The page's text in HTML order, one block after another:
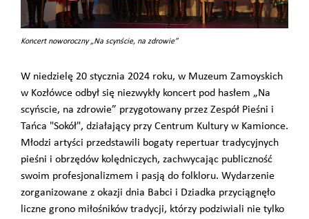
Koncert noworoczny „Na scynście, na zdrowie”
W niedzielę 20 stycznia 2024 roku, w Muzeum Zamoyskich
w Kozłówce odbył się niezwykły koncert pod hasłem „Na
scyńscie, na zdrowie” przygotowany przez Zespół Pieśni i
Tańca "Sokół", działający przy Centrum Kultury w Kamionce.
Młodzi artyści przedstawili bogaty repertuar tradycyjnych
pieśni i obrzędów kolędniczych, zachwycając publiczność
swoim profesjonalizmem i pasją do folkloru. Wydarzenie
zorganizowane z okazji dnia Babci i Dziadka przyciągnęło
liczne grono miłośników tradycji, którzy podziwiali nie tylko